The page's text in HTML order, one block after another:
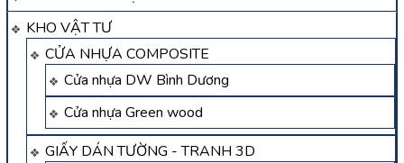
KHO VẬT TƯ
CỬA NHỰA COMPOSITE
Cửa nhựa DW Bình Dương
Cửa nhựa Green wood
GIẤY DÁN TƯỜNG - TRANH 3D